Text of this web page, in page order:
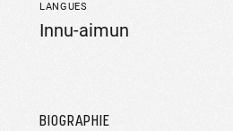
LANGUES
Innu-aimun
BIOGRAPHIE